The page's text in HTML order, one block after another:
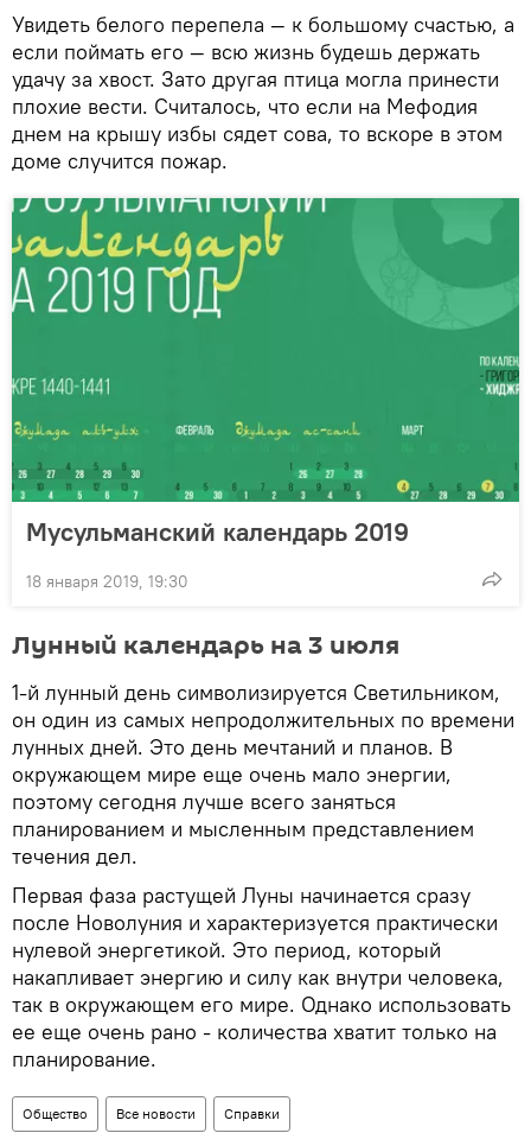
Увидеть белого перепела — к большому счастью, а
если поймать его — всю жизнь будешь держать
удачу за хвост. Зато другая птица могла принести
плохие вести. Считалось, что если на Мефодия
днем на крышу избы сядет сова, то вскоре в этом
доме случится пожар.
Мусульманский календарь 2019
18 января 2019, 19:30
Лунный календарь на 3 июля
1-й лунный день символизируется Светильником,
он один из самых непродолжительных по времени
лунных дней. Это день мечтаний и планов. В
окружающем мире еще очень мало энергии,
поэтому сегодня лучше всего заняться
планированием и мысленным представлением
течения дел.
Первая фаза растущей Луны начинается сразу
после Новолуния и характеризуется практически
нулевой энергетикой. Это период, который
накапливает энергию и силу как внутри человека,
так в окружающем его мире. Однако использовать
ее еще очень рано - количества хватит только на
планирование.
Общество Все новости Справки